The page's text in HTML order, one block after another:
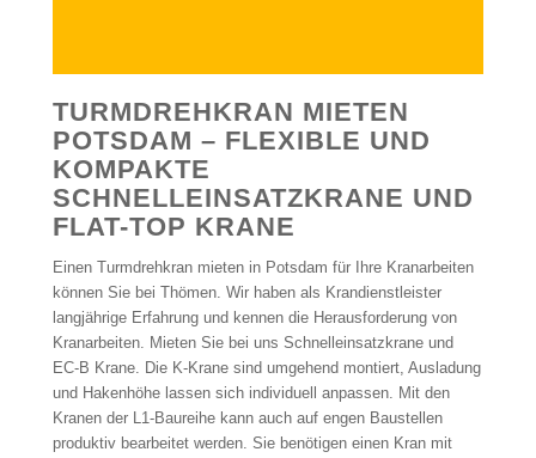
TURMDREHKRAN MIETEN
POTSDAM – FLEXIBLE UND
KOMPAKTE
SCHNELLEINSATZKRANE UND
FLAT-TOP KRANE
Einen Turmdrehkran mieten in Potsdam für Ihre Kranarbeiten
können Sie bei Thömen. Wir haben als Krandienstleister
langjährige Erfahrung und kennen die Herausforderung von
Kranarbeiten. Mieten Sie bei uns Schnelleinsatzkrane und
EC-B Krane. Die K-Krane sind umgehend montiert, Ausladung
und Hakenhöhe lassen sich individuell anpassen. Mit den
Kranen der L1-Baureihe kann auch auf engen Baustellen
produktiv bearbeitet werden. Sie benötigen einen Kran mit